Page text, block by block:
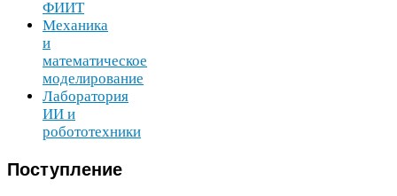
ФИИТ
Механика
и
математическое
моделирование
Лаборатория
ИИ и
робототехники
Поступление